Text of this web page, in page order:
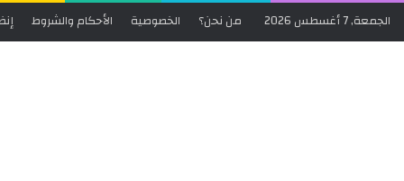
الجمعة, 7 أغسطس 2026 من نحن؟ الخصوصية الأحكام والشروط